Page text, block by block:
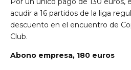
acudir a 16 partidos de la liga
descuento en el encuentro de
Club.
Abono empresa, 180 euros